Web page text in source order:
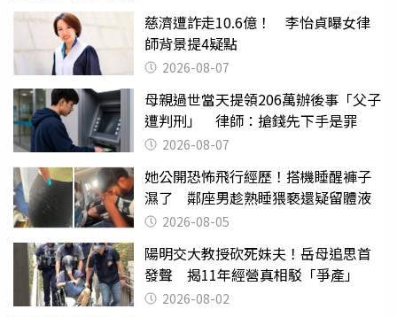
慈濟遭詐走10.6億！ 李怡貞曝女律
師背景提4疑點
2026-08-07
母親過世當天提領206萬辦後事「父子
遭判刑」 律師：搶錢先下手是罪
2026-08-07
她公開恐怖飛行經歷！搭機睡醒褲子
濕了 鄰座男趁熟睡猥褻還疑留體液
2026-08-05
陽明交大教授砍死妹夫！岳母追思首
發聲 揭11年經營真相駁「爭產」
2026-08-02